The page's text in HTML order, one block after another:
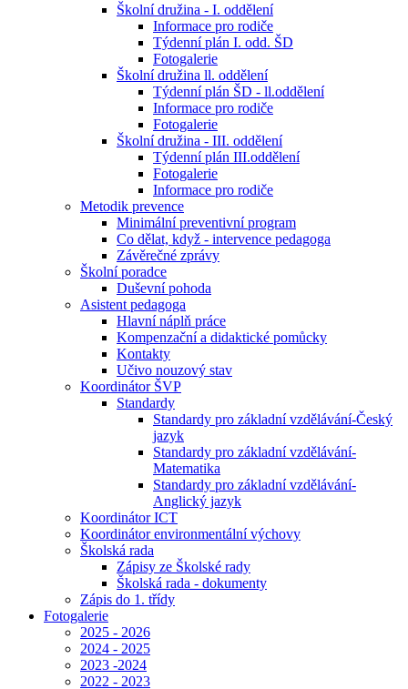
Školní družina - I. oddělení
Informace pro rodiče
Týdenní plán I. odd. ŠD
Fotogalerie
Školní družina ll. oddělení
Týdenní plán ŠD - ll.oddělení
Informace pro rodiče
Fotogalerie
Školní družina - III. oddělení
Týdenní plán III.oddělení
Fotogalerie
Informace pro rodiče
Metodik prevence
Minimální preventivní program
Co dělat, když - intervence pedagoga
Závěrečné zprávy
Školní poradce
Duševní pohoda
Asistent pedagoga
Hlavní náplň práce
Kompenzační a didaktické pomůcky
Kontakty
Učivo nouzový stav
Koordinátor ŠVP
Standardy
Standardy pro základní vzdělávání-Český
jazyk
Standardy pro základní vzdělávání-
Matematika
Standardy pro základní vzdělávání-
Anglický jazyk
Koordinátor ICT
Koordinátor environmentální výchovy
Školská rada
Zápisy ze Školské rady
Školská rada - dokumenty
Zápis do 1. třídy
Fotogalerie
2025 - 2026
2024 - 2025
2023 -2024
2022 - 2023